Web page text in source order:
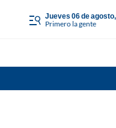
jueves 06 de
Primero la gente